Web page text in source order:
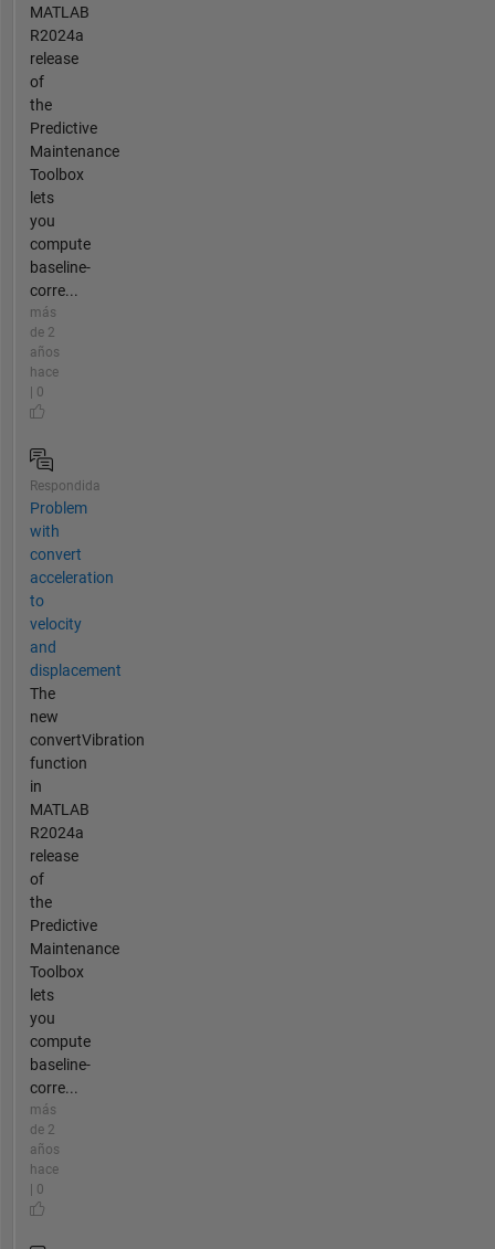
MATLAB
R2024a
release
of
the
Predictive
Maintenance
Toolbox
lets
you
compute
baseline-
corre...
más
de 2
años
hace
| 0
Respondida
Problem
with
convert
acceleration
to
velocity
and
displacement
The
new
convertVibration
function
in
MATLAB
R2024a
release
of
the
Predictive
Maintenance
Toolbox
lets
you
compute
baseline-
corre...
más
de 2
años
hace
| 0